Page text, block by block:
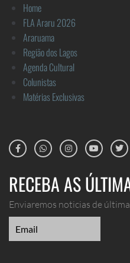
Home
FLA Araru 2026
Araruama
Região dos Lagos
Agenda Cultural
Colunistas
Matérias Exclusivas
RECEBA AS
Enviaremos noticias de